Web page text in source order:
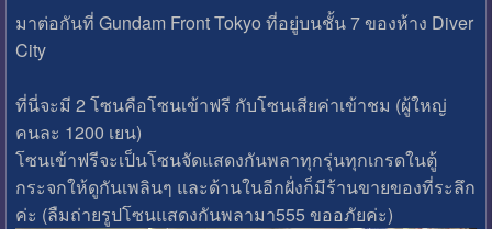
มาต่อกันที่ Gundam Front Tokyo ที่อยู่บนชั้น 7 ของห้าง Diver
City
ที่นี่จะมี 2 โซนคือโซนเข้าฟรี กับโซนเสียค่าเข้าชม (ผู้ใหญ่
คนละ 1200 เยน)
โซนเข้าฟรีจะเป็นโซนจัดแสดงกันพลาทุกรุ่นทุกเกรดในตู้
กระจกให้ดูกันเพลินๆ และด้านในอีกฝั่งก็มีร้านขายของที่ระลึก
ค่ะ (ลืมถ่ายรูปโซนแสดงกันพลามา555 ขออภัยค่ะ)